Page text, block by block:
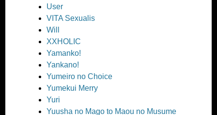
User
VITA Sexualis
Will
XXHOLIC
Yamanko!
Yankano!
Yumeiro no Choice
Yumekui Merry
Yuri
Yuusha no Mago to Maou no Musume